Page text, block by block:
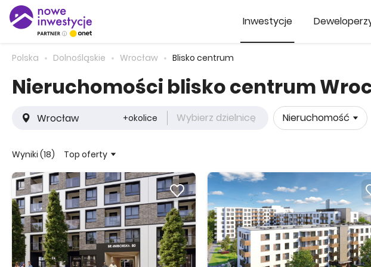
Inwestycje
Polska Dolnośląskie Wrocław Blisko centrum
Nieruchomości blisko centrum
+okolice Wybierz dzielnicę Nieruchomość
Wyniki (18) Top oferty